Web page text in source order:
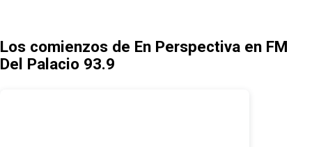
Los comienzos de En Perspectiva en FM
Del Palacio 93.9